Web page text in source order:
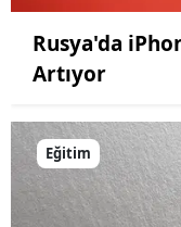
Rusya'da
Artıyor
Eğitim